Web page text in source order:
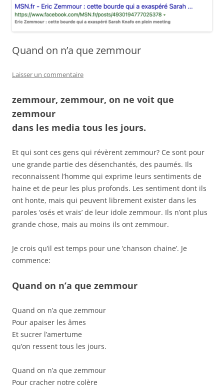
Quand on n’a que zemmour
Laisser un commentaire
zemmour, zemmour, on ne voit que
zemmour
dans les media tous les jours.
Et qui sont ces gens qui révèrent zemmour? Ce sont pour
une grande partie des désenchantés, des paumés. Ils
reconnaissent l’homme qui exprime leurs sentiments de
haine et de peur les plus profonds. Les sentiment dont ils
ont honte, mais qui peuvent librement exister dans les
paroles ‘osés et vrais’ de leur idole zemmour. Ils n’ont plus
grande chose, mais au moins ils ont zemmour.
Je crois qu’il est temps pour une ‘chanson chaine’. Je
commence:
Quand on n’a que zemmour
Quand on n’a que zemmour
Pour apaiser les âmes
Et sucrer l’amertume
qu’on ressent tous les jours.
Quand on n’a que zemmour
Pour cracher notre colère